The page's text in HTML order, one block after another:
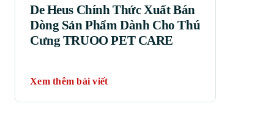
De Heus Chính Thức Xuất Bán
Dòng Sản Phẩm Dành Cho Thú
Cưng TRUOO PET CARE
Xem thêm bài viết